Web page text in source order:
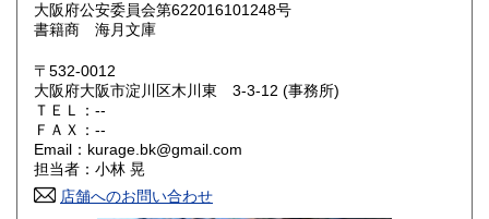
鳥取県 250円 島根県
岡山県
山口県
香川県
高知県 250円
大阪府公安委員会第622016101248号
書籍商 海月文庫
〒532-0012
大阪府大阪市淀川区木川東 3-3-12 (事務所)
ＴＥＬ：--
ＦＡＸ：--
Email：kurage.bk@gmail.com
担当者：小林 晃
店舗へのお問い合わせ